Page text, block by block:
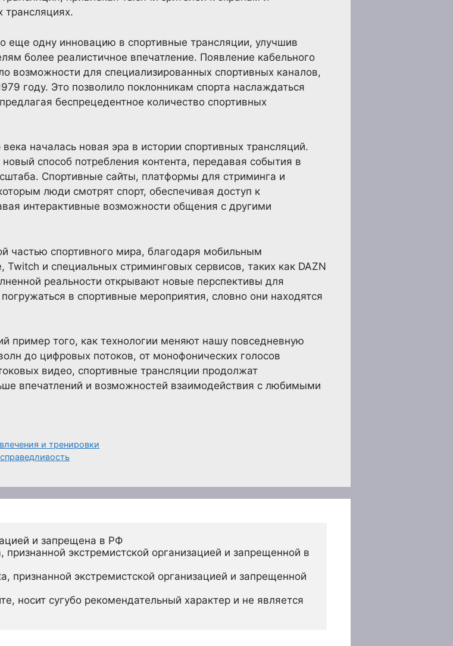
трансляциях.
еще одну инновацию в спортивные трансляции, улучшив
более реалистичное впечатление. Появление кабельного
возможности для специализированных спортивных каналов,
году. Это позволило поклонникам спорта наслаждаться
беспрецедентное количество спортивных
началась новая эра в истории спортивных трансляций.
способ потребления контента, передавая события в
Спортивные сайты, платформы для стриминга и
люди смотрят спорт, обеспечивая доступ к
интерактивные возможности общения с другими
частью спортивного мира, благодаря мобильным
и специальных стриминговых сервисов, таких как DAZN
реальности открывают новые перспективы для
в спортивные мероприятия, словно они находятся
пример того, как технологии меняют нашу повседневную
до цифровых потоков, от монофонических голосов
видео, спортивные трансляции продолжат
впечатлений и возможностей взаимодействия с любимыми
и тренировки
и запрещена в РФ
экстремистской организацией и запрещенной в
признанной экстремистской организацией и запрещенной
носит сугубо рекомендательный характер и не является